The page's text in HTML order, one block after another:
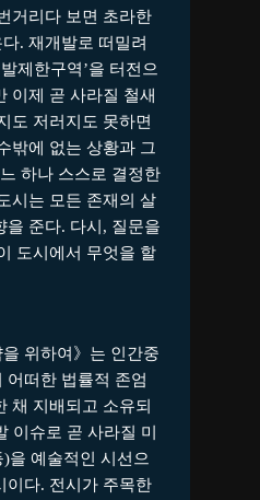
거리다 보면 초라한
. 재개발로 떠밀려
제한구역’을 터전으
이제 곧 사라질 철새
도 저러지도 못하면
밖에 없는 상황과 그
하나 스스로 결정한
시는 모든 존재의 살
을 준다. 다시, 질문을
도시에서 무엇을 할
을 위하여》는 인간중
어떠한 법률적 존엄
채 지배되고 소유되
이슈로 곧 사라질 미
을 예술적인 시선으
이다. 전시가 주목한